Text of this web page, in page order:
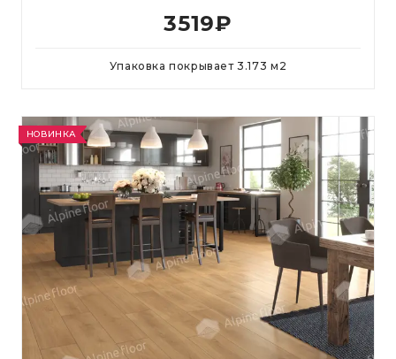
3519₽
Упаковка покрывает3.173 м 2
НОВИНКА